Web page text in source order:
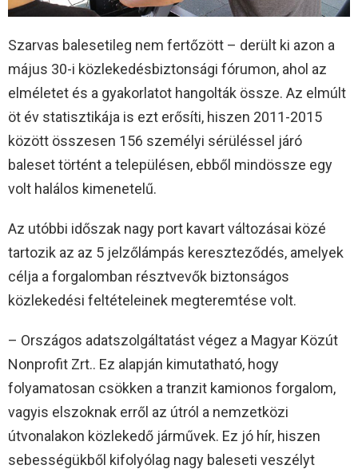
Szarvas balesetileg nem fertőzött – derült ki azon a
május 30-i közlekedésbiztonsági fórumon, ahol az
elméletet és a gyakorlatot hangolták össze. Az elmúlt
öt év statisztikája is ezt erősíti, hiszen 2011-2015
között összesen 156 személyi sérüléssel járó
baleset történt a településen, ebből mindössze egy
volt halálos kimenetelű.
Az utóbbi időszak nagy port kavart változásai közé
tartozik az az 5 jelzőlámpás kereszteződés, amelyek
célja a forgalomban résztvevők biztonságos
közlekedési feltételeinek megteremtése volt.
– Országos adatszolgáltatást végez a Magyar Közút
Nonprofit Zrt.. Ez alapján kimutatható, hogy
folyamatosan csökken a tranzit kamionos forgalom,
vagyis elszoknak erről az útról a nemzetközi
útvonalakon közlekedő járművek. Ez jó hír, hiszen
sebességükből kifolyólag nagy baleseti veszélyt